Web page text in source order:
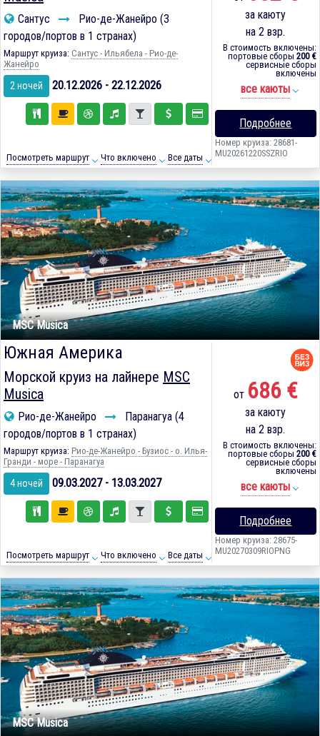
Сантус
Рио-де-Жанейро (3
городов/портов в 1 странах)
Маршрут круиза: Сантус - Ильябела - Рио-де-
Жанейро
2 ночей 20.12.2026 - 22.12.2026
Посмотреть маршрут Что включено Все даты
за каюту
на 2 взр.
В стоимость включены:
портовые сборы 200 €
сервисные сборы
включены
все каюты
Подробнее
Номер круиза: 28681-
MU20261220SSZRIO
MSC Musica
Южная Америка
Морской круиз на лайнере MSC
Musica
Рио-де-Жанейро
Паранагуа (4
городов/портов в 1 странах)
Маршрут круиза: Рио-де-Жанейро - Бузиос - о. Илья-
Гранди - море - Паранагуа
4 ночей 09.03.2027 - 13.03.2027
Посмотреть маршрут Что включено Все даты
от 686 €
за каюту
на 2 взр.
В стоимость включены:
портовые сборы 200 €
сервисные сборы
включены
все каюты
Подробнее
Номер круиза: 28675-
MU20270309RIOPNG
MSC Musica